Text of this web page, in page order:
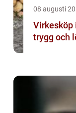
08 augusti
Virkesköp
trygg och